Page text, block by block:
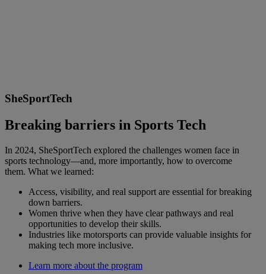
SheSportTech
Breaking barriers in Sports Tech
In 2024, SheSportTech explored the challenges women face in
sports technology—and, more importantly, how to overcome
them. What we learned:
Access, visibility, and real support are essential for breaking
down barriers.
Women thrive when they have clear pathways and real
opportunities to develop their skills.
Industries like motorsports can provide valuable insights for
making tech more inclusive.
Learn more about the program